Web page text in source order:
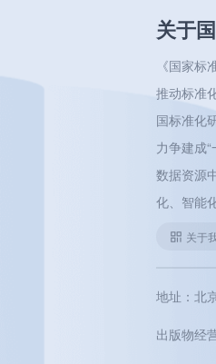
关于
《国家标
推动标准
国标准化
力争建成
数据资源
化、智能
关于
地址：北
出版物经